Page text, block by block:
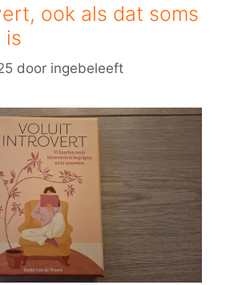
ook als dat soms
is
door ingebeleeft